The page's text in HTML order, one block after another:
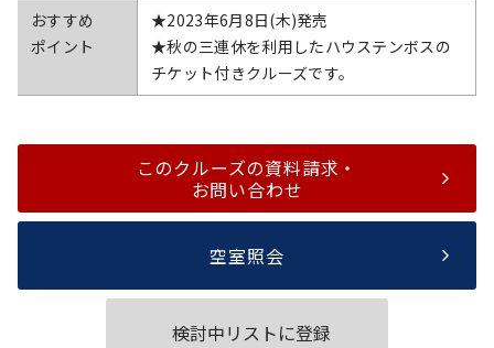
おすすめ
ポイント
★2023年6月8日(木)発売
★秋の三連休を利用したハウステンボスの
チケット付きクルーズです。
このクルーズの資料請求・
お問い合わせ
空室照会
検討中リストに登録